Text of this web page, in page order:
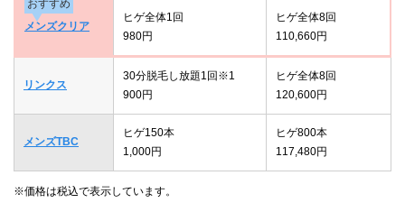
おすすめ
メンズクリア
ヒゲ全体1回
980円
ヒゲ全体8回
110,660円
リンクス
30分脱毛し放題1回※1
900円
ヒゲ全体8回
120,600円
メンズTBC
ヒゲ150本
1,000円
ヒゲ800本
117,480円
※価格は税込で表示しています。